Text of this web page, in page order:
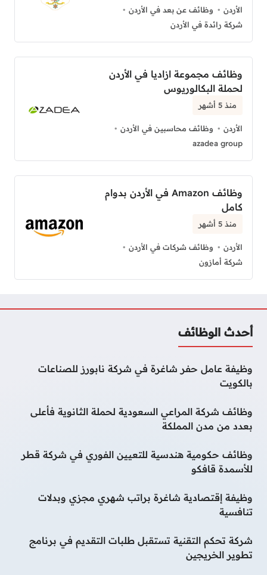
الأردن
وظائف عن بعد في الأردن
شركة رائدة في الأردن
وظائف مجموعة ازاديا في الأردن
لحملة البكالوريوس
منذ 5 أشهر
الأردن
وظائف محاسبين في الأردن
azadea group
وظائف Amazon في الأردن بدوام
كامل
منذ 5 أشهر
الأردن
وظائف شركات في الأردن
شركة أمازون
أحدث الوظائف
وظيفة عامل حفر شاغرة في شركة نابورز للصناعات
بالكويت
وظائف شركة المراعي السعودية لحملة الثانوية فأعلى
بعدد من مدن المملكة
وظائف حكومية هندسية للتعيين الفوري في شركة قطر
للأسمدة قافكو
وظيفة إقتصادية شاغرة براتب شهري مجزي وبدلات
تنافسية
شركة تحكم التقنية تستقبل طلبات التقديم في برنامج
تطوير الخريجين